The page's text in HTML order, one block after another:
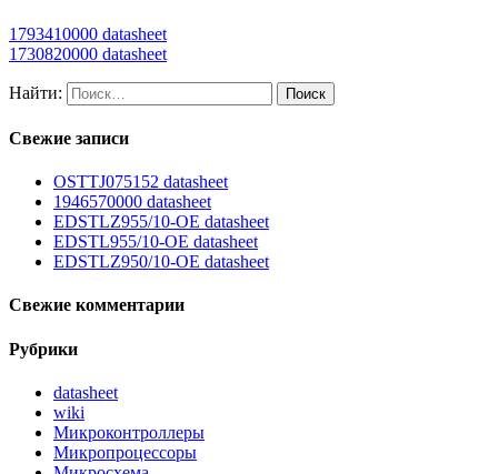
1793410000 datasheet
1730820000 datasheet
Найти:
Свежие записи
OSTTJ075152 datasheet
1946570000 datasheet
EDSTLZ955/10-OE datasheet
EDSTL955/10-OE datasheet
EDSTLZ950/10-OE datasheet
Свежие комментарии
Рубрики
datasheet
wiki
Микроконтроллеры
Микропроцессоры